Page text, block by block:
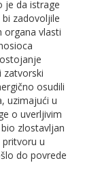
je da istrage
zadovoljile
organa vlasti
zatvorski
osudili
uzimajući u
o uverljivim
zlostavljan
u
do povrede